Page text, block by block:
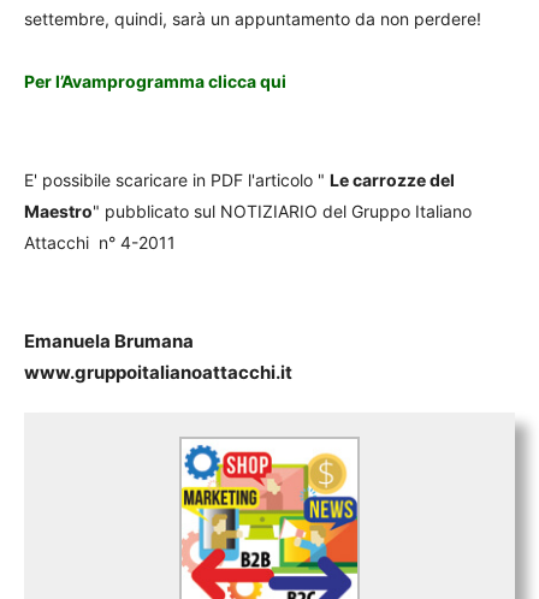
settembre, quindi, sarà un appuntamento da non perdere!
Per l’Avamprogramma clicca qui
E' possibile scaricare in PDF l'articolo " Le carrozze del
Maestro" pubblicato sul NOTIZIARIO del Gruppo Italiano
Attacchi n° 4-2011
Emanuela Brumana
www.gruppoitalianoattacchi.it